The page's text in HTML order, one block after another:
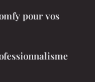
pour vos